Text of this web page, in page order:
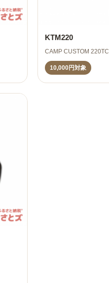
KTM220
CAMP CUSTOM 220TC
10,000円対象